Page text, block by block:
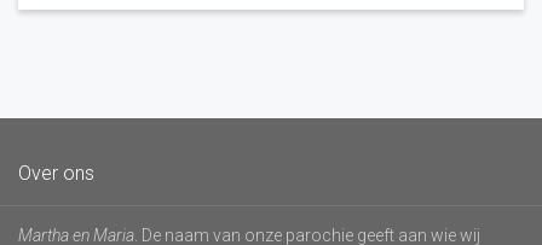
Over ons
Martha en Maria . De naam van onze parochie geeft aan wie wij